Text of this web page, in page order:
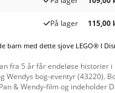
På lager 115,00
barn med dette sjove LEGO® ǀ
fra 5 år får endeløse historier i
Wendys bog-eventyr (43220).
& Wendy-film og indeholder